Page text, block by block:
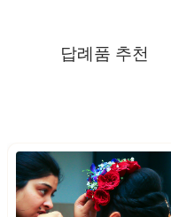
답례품 추천